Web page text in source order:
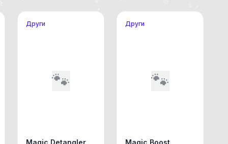
Други
🐾
Magic Detangler
Други
🐾
Magic Boost